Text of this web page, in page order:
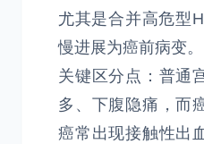
尤其是合并高危型
慢进展为癌前病变。
关键区分点：普通
多、下腹隐痛，而
癌常出现接触性出